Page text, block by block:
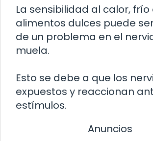
La sensibilidad al calor, frío
alimentos dulces puede
de un problema en el
muela.
Esto se debe a que los
expuestos y reaccionan
estímulos.
Anuncios